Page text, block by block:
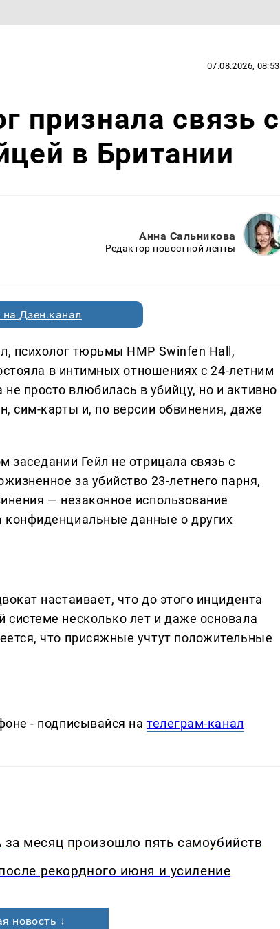
07.08.2026, 08:53
признала связь с
в Британии
Анна Сальникова
Редактор новостной ленты
Дзен.канал
психолог тюрьмы HMP Swinfen Hall,
в интимных отношениях с 24-летним
просто влюбилась в убийцу, но и активно
сим-карты и, по версии обвинения, даже
Гейл не отрицала связь с
за убийство 23-летнего парня,
— незаконное использование
данные о других
настаивает, что до этого инцидента
несколько лет и даже основала
что присяжные учтут положительные
- подписывайся нателеграм-канал
месяц произошло пять самоубийств
рекордного июня и усиление
новость ↓